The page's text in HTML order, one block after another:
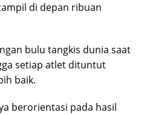
di depan ribuan
bulu tangkis dunia saat
setiap atlet dituntut
baik.
berorientasi pada hasil